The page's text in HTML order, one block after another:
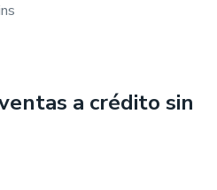
a crédito sin